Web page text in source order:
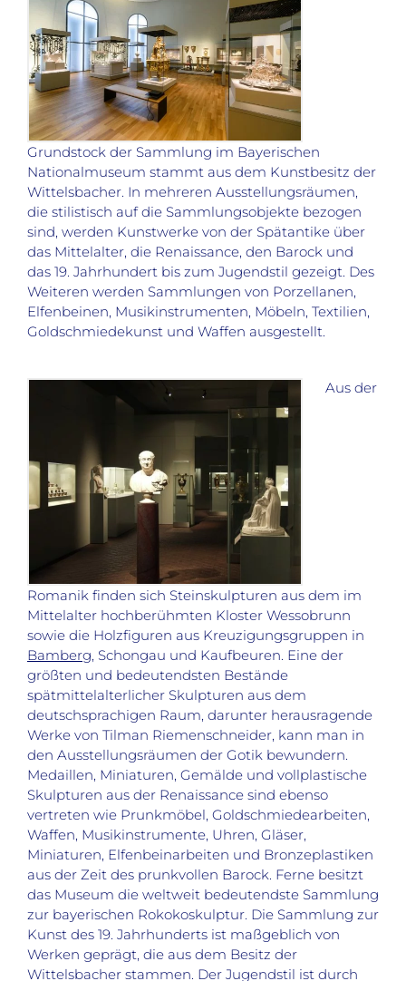
Grundstock der Sammlung im Bayerischen
Nationalmuseum stammt aus dem Kunstbesitz der
Wittelsbacher. In mehreren Ausstellungsräumen,
die stilistisch auf die Sammlungsobjekte bezogen
sind, werden Kunstwerke von der Spätantike über
das Mittelalter, die Renaissance, den Barock und
das 19. Jahrhundert bis zum Jugendstil gezeigt. Des
Weiteren werden Sammlungen von Porzellanen,
Elfenbeinen, Musikinstrumenten, Möbeln, Textilien,
Goldschmiedekunst und Waffen ausgestellt.
Aus der
Romanik finden sich Steinskulpturen aus dem im
Mittelalter hochberühmten Kloster Wessobrunn
sowie die Holzfiguren aus Kreuzigungsgruppen in
Bamberg, Schongau und Kaufbeuren. Eine der
größten und bedeutendsten Bestände
spätmittelalterlicher Skulpturen aus dem
deutschsprachigen Raum, darunter herausragende
Werke von Tilman Riemenschneider, kann man in
den Ausstellungsräumen der Gotik bewundern.
Medaillen, Miniaturen, Gemälde und vollplastische
Skulpturen aus der Renaissance sind ebenso
vertreten wie Prunkmöbel, Goldschmiedearbeiten,
Waffen, Musikinstrumente, Uhren, Gläser,
Miniaturen, Elfenbeinarbeiten und Bronzeplastiken
aus der Zeit des prunkvollen Barock. Ferne besitzt
das Museum die weltweit bedeutendste Sammlung
zur bayerischen Rokokoskulptur. Die Sammlung zur
Kunst des 19. Jahrhunderts ist maßgeblich von
Werken geprägt, die aus dem Besitz der
Wittelsbacher stammen. Der Jugendstil ist durch